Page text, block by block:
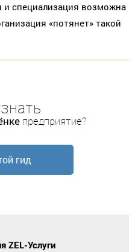
и специализация возможна
«потянет» такой
предприятие?
гид
ZEL-Услуги